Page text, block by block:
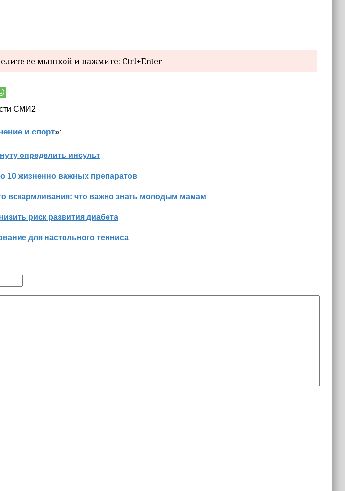
ее мышкой и нажмите: Ctrl+Enter
СМИ2
и спорт»:
определить инсульт
10 жизненно важных препаратов
вскармливания: что важно знать молодым мамам
риск развития диабета
для настольного тенниса